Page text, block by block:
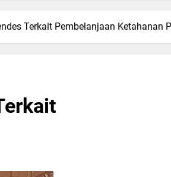
Terkait Pembelanjaan Ketahanan